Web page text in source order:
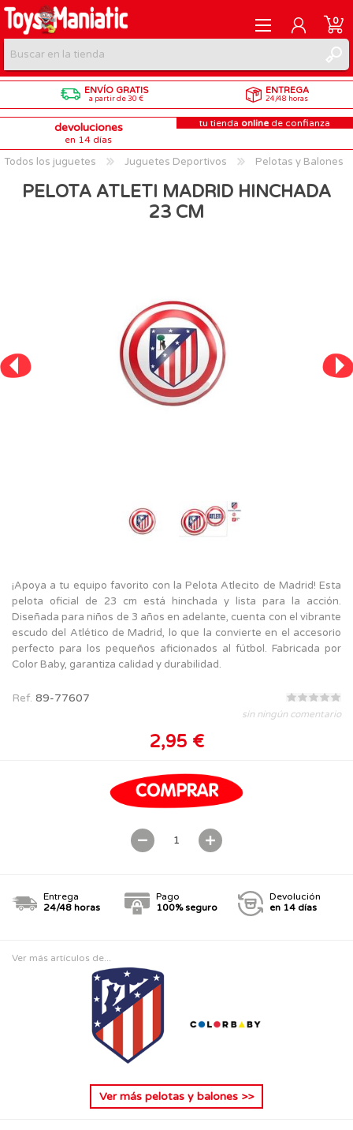
REGISTRARME
INICIAR SESIÓN
0
ENVÍO GRATIS
a partir de 30 €
ENTREGA
24/48 horas
devoluciones
en 14 días
tu tienda online de confianza
Todos los juguetes Juguetes Deportivos Pelotas y Balones
PELOTA ATLETI MADRID HINCHADA
23 CM
¡Apoya a tu equipo favorito con la Pelota Atlecito de Madrid! Esta
pelota oficial de 23 cm está hinchada y lista para la acción.
Diseñada para niños de 3 años en adelante, cuenta con el vibrante
escudo del Atlético de Madrid, lo que la convierte en el accesorio
perfecto para los pequeños aficionados al fútbol. Fabricada por
Color Baby, garantiza calidad y durabilidad.
Ref. 89-77607
sin ningún comentario
2,95 €
Entrega
24/48 horas
Pago
100% seguro
Devolución
en 14 días
Ver más artículos de...
Ver más pelotas y balones >>